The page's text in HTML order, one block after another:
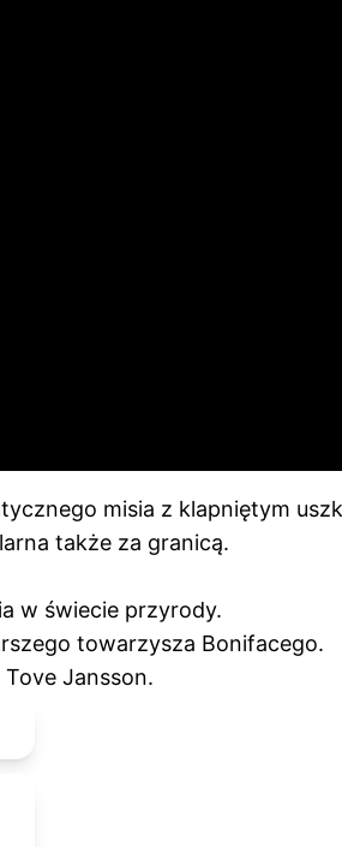
misia z klapniętym
także za granicą.
w świecie przyrody.
towarzysza Bonifacego.
Jansson.